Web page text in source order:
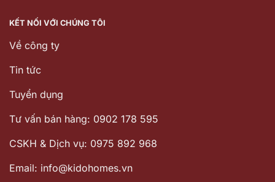
KẾT NỐI VỚI CHÚNG TÔI
Về công ty
Tin tức
Tuyển dụng
Tư vấn bán hàng: 0902 178 595
CSKH & Dịch vụ: 0975 892 968
Email: info@kidohomes.vn